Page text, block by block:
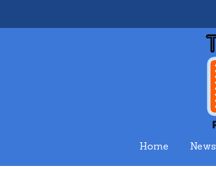
Home News